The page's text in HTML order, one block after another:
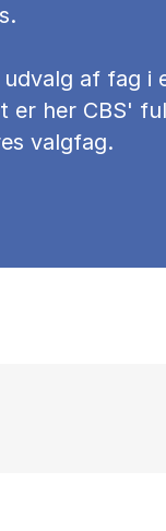
ud­valg af fag i
er her CBS'
valg­fag.